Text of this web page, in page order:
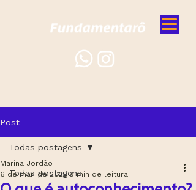
Post
Todas postagens
Todas postagens
Marina Jordão
6 de mar. de 2025 9 min de leitura